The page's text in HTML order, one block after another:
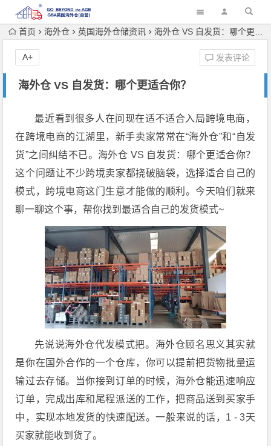
首页 海外仓 英国海外仓储资讯 海外仓 VS 自发货：哪个更适合你？
海外仓 VS 自发货：哪个更适合你？
发表评论
A+
最近看到很多人在问现在适不适合入局跨境电商，
在跨境电商的江湖里，新手卖家常常在“海外仓”和“自发
货”之间纠结不已。海外仓 VS 自发货：哪个更适合你？
这个问题让不少跨境卖家都挠破脑袋，选择适合自己的
模式，跨境电商这门生意才能做的顺利。今天咱们就来
聊一聊这个事，帮你找到最适合自己的发货模式~
先说说海外仓代发模式把。海外仓顾名思义其实就
是你在国外合作的一个仓库，你可以提前把货物批量运
输过去存储。当你接到订单的时候，海外仓能迅速响应
订单，完成出库和尾程派送的工作，把商品送到买家手
中，实现本地发货的快速配送。一般来说的话，1 - 3天
买家就能收到货了。